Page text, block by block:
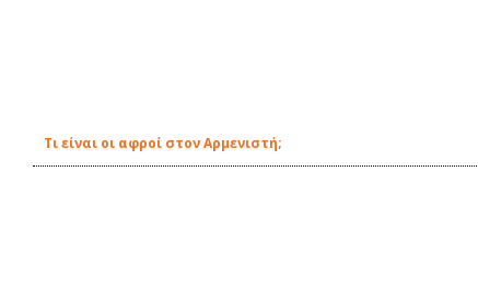
Τι είναι οι αφροί στον Αρμενιστή;